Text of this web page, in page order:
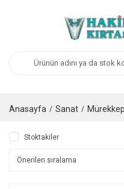
Anasayfa Sanat
Stoktakiler